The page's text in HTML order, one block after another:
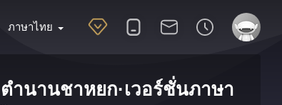
ภาษาไทย
ตำนานชาหยก·เวอร์ชั่นภาษา